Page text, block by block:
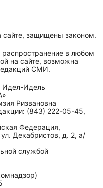
защищены законом.
распространение в любом
на сайте, возможна
СМИ.
Идел-Идель
Ризвановна
(843) 222-05-45,
Федерация,
ул. Декабристов, д. 2, а/
службой